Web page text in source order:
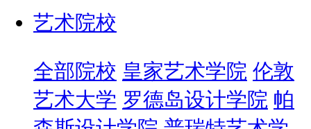
艺术院校
全部院校 皇家艺术学院 伦敦
艺术大学 罗德岛设计学院 帕